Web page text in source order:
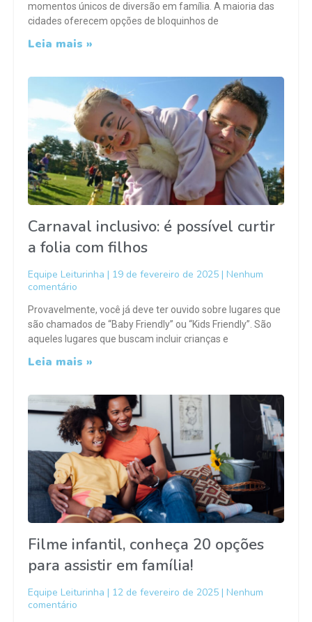
momentos únicos de diversão em família. A maioria das
cidades oferecem opções de bloquinhos de
Leia mais »
Carnaval inclusivo: é possível curtir
a folia com filhos
Equipe Leiturinha 19 de fevereiro de 2025
Nenhum
comentário
Provavelmente, você já deve ter ouvido sobre lugares que
são chamados de “Baby Friendly” ou “Kids Friendly”. São
aqueles lugares que buscam incluir crianças e
Leia mais »
Filme infantil, conheça 20 opções
para assistir em família!
Equipe Leiturinha 12 de fevereiro de 2025
Nenhum
comentário